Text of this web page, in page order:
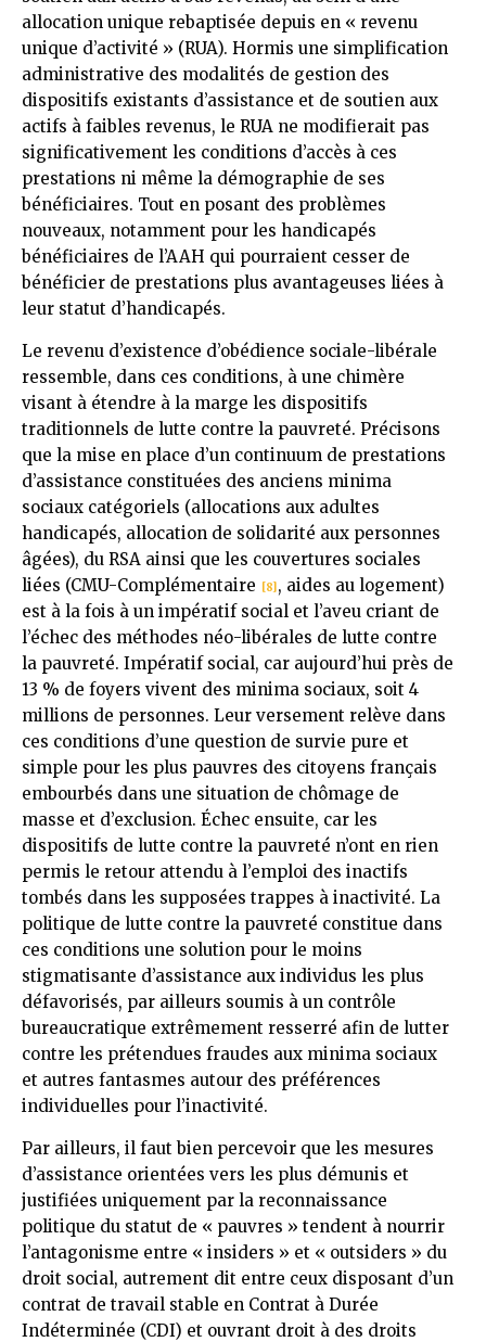
allocation unique rebaptisée depuis en « revenu
unique d’activité » (RUA). Hormis une simplification
administrative des modalités de gestion des
dispositifs existants d’assistance et de soutien aux
actifs à faibles revenus, le RUA ne modifierait pas
significativement les conditions d’accès à ces
prestations ni même la démographie de ses
bénéficiaires. Tout en posant des problèmes
nouveaux, notamment pour les handicapés
bénéficiaires de l’AAH qui pourraient cesser de
bénéficier de prestations plus avantageuses liées à
leur statut d’handicapés.
Le revenu d’existence d’obédience sociale-libérale
ressemble, dans ces conditions, à une chimère
visant à étendre à la marge les dispositifs
traditionnels de lutte contre la pauvreté. Précisons
que la mise en place d’un continuum de prestations
d’assistance constituées des anciens minima
sociaux catégoriels (allocations aux adultes
handicapés, allocation de solidarité aux personnes
âgées), du RSA ainsi que les couvertures sociales
liées (CMU-Complémentaire [8], aides au logement)
est à la fois à un impératif social et l’aveu criant de
l’échec des méthodes néo-libérales de lutte contre
la pauvreté. Impératif social, car aujourd’hui près de
13 % de foyers vivent des minima sociaux, soit 4
millions de personnes. Leur versement relève dans
ces conditions d’une question de survie pure et
simple pour les plus pauvres des citoyens français
embourbés dans une situation de chômage de
masse et d’exclusion. Échec ensuite, car les
dispositifs de lutte contre la pauvreté n’ont en rien
permis le retour attendu à l’emploi des inactifs
tombés dans les supposées trappes à inactivité. La
politique de lutte contre la pauvreté constitue dans
ces conditions une solution pour le moins
stigmatisante d’assistance aux individus les plus
défavorisés, par ailleurs soumis à un contrôle
bureaucratique extrêmement resserré afin de lutter
contre les prétendues fraudes aux minima sociaux
et autres fantasmes autour des préférences
individuelles pour l’inactivité.
Par ailleurs, il faut bien percevoir que les mesures
d’assistance orientées vers les plus démunis et
justifiées uniquement par la reconnaissance
politique du statut de « pauvres » tendent à nourrir
l’antagonisme entre « insiders » et « outsiders » du
droit social, autrement dit entre ceux disposant d’un
contrat de travail stable en Contrat à Durée
Indéterminée (CDI) et ouvrant droit à des droits